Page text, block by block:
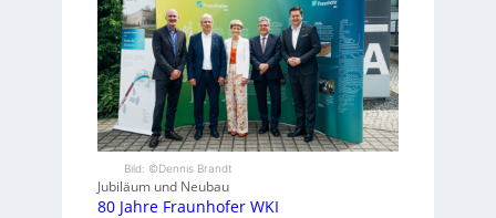
Bild: ©Dennis Brandt
Jubiläum und Neubau
80 Jahre Fraunhofer WKI